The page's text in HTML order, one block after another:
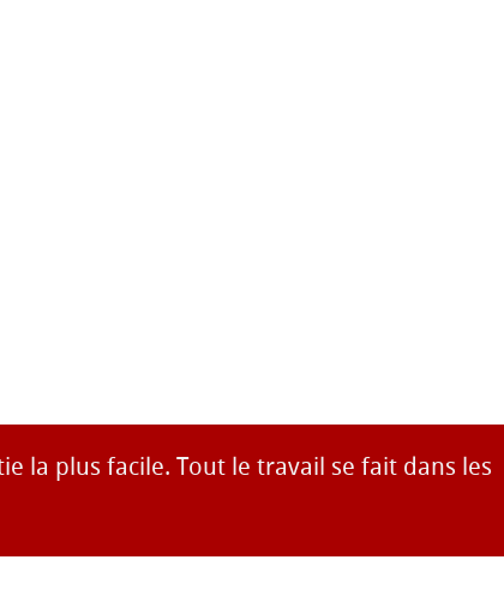
la plus facile. Tout le travail se fait dans les